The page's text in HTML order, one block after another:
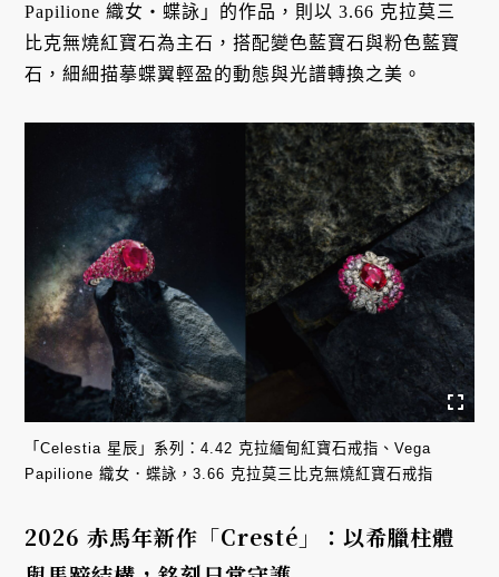
Papilione 織女・蝶詠」的作品，則以 3.66 克拉莫三
比克無燒紅寶石為主石，搭配變色藍寶石與粉色藍寶
石，細細描摹蝶翼輕盈的動態與光譜轉換之美 。
「Celestia 星辰」系列：4.42 克拉緬甸紅寶石戒指、Vega
Papilione 織女．蝶詠，3.66 克拉莫三比克無燒紅寶石戒指
2026 赤馬年新作「Cresté」：以希臘柱體